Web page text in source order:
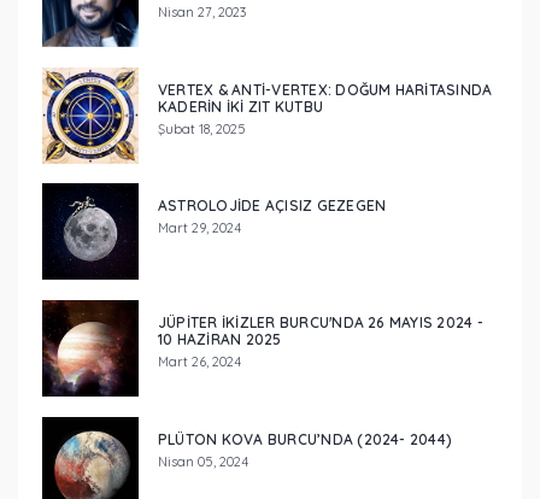
Nisan 27, 2023
VERTEX & ANTI-VERTEX: DOĞUM HARITASINDA
KADERIN İKI ZIT KUTBU
Şubat 18, 2025
ASTROLOJIDE AÇISIZ GEZEGEN
Mart 29, 2024
JÜPITER İKIZLER BURCU'NDA 26 MAYIS 2024 -
10 HAZIRAN 2025
Mart 26, 2024
PLÜTON KOVA BURCU’NDA (2024- 2044)
Nisan 05, 2024